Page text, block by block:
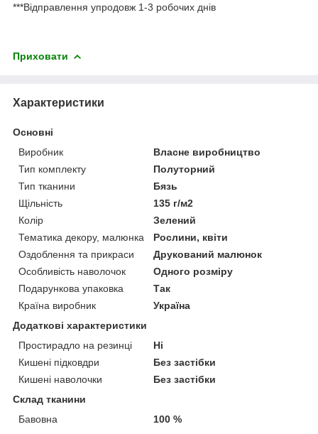
***Відправлення упродовж 1-3 робочих днів
Приховати
Характеристики
Основні
Виробник
Власне виробництво
Тип комплекту
Полуторний
Тип тканини
Бязь
Щільність
135 г/м2
Колір
Зелений
Тематика декору, малюнка
Рослини, квіти
Оздоблення та прикраси
Друкований малюнок
Особливість наволочок
Одного розміру
Подарункова упаковка
Так
Країна виробник
Україна
Додаткові характеристики
Простирадло на резинці
Ні
Кишені підковдри
Без застібки
Кишені наволочки
Без застібки
Склад тканини
Бавовна
100 %